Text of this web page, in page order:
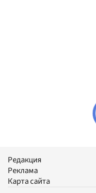
Редакция
Реклама
Карта сайта